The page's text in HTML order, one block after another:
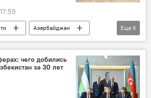
Азербайджан
в России Рахман Мустафаев
МИД России
СНГ
Еще 6
чего добились
за 30 лет